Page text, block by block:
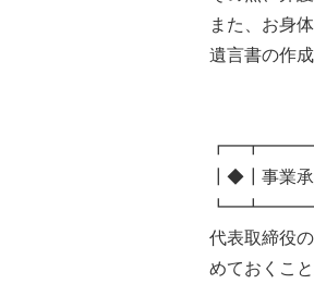
また、お身
遺言書の作
┃◆┃事業承
代表取締役
めておくこ